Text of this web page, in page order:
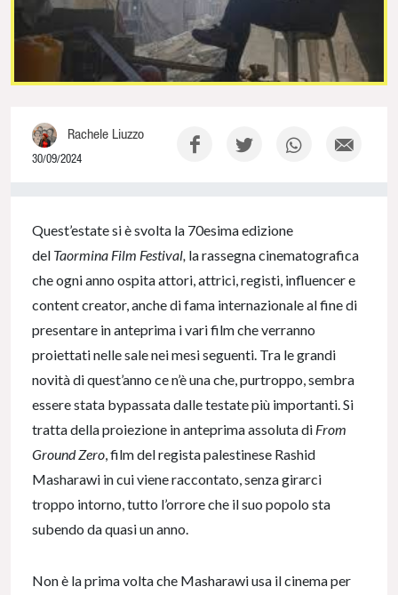
Rachele Liuzzo
30/09/2024
Quest’estate si è svolta la 70esima edizione
del Taormina Film Festival, la rassegna cinematografica
che ogni anno ospita attori, attrici, registi, influencer e
content creator, anche di fama internazionale al fine di
presentare in anteprima i vari film che verranno
proiettati nelle sale nei mesi seguenti. Tra le grandi
novità di quest’anno ce n’è una che, purtroppo, sembra
essere stata bypassata dalle testate più importanti. Si
tratta della proiezione in anteprima assoluta di From
Ground Zero , film del regista palestinese Rashid
Masharawi in cui viene raccontato, senza girarci
troppo intorno, tutto l’orrore che il suo popolo sta
subendo da quasi un anno.
Non è la prima volta che Masharawi usa il cinema per